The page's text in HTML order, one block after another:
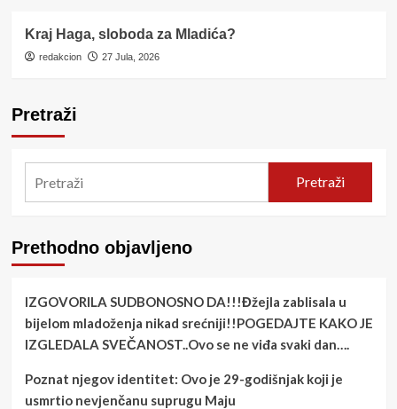
Kraj Haga, sloboda za Mladića?
redakcion 27 Jula, 2026
Pretraži
Pretraži
Prethodno objavljeno
IZGOVORILA SUDBONOSNO DA!!!Đžejla zablisala u
bijelom mladoženja nikad srećniji!!POGEDAJTE KAKO JE
IZGLEDALA SVEČANOST..Ovo se ne viđa svaki dan….
Poznat njegov identitet: Ovo je 29-godišnjak koji je
usmrtio nevjenčanu suprugu Maju